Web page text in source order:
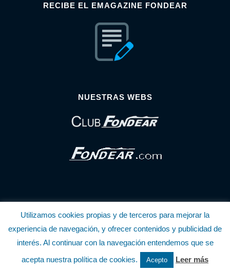
RECIBE EL EMAGAZINE FONDEAR
NUESTRAS WEBS
© Copyright Fondear, S.L.
Aunque se consideran exactas, declinamos toda responsabilidad sobre la
información y precios inscritos. Estas informaciones no son contractuales.
Utilizamos cookies propias y de terceros para mejorar la
experiencia de navegación, y ofrecer contenidos y publicidad de
interés. Al continuar con la navegación entendemos que se
acepta nuestra política de cookies.
Acepto Leer más